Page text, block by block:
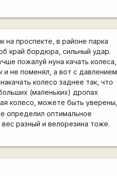
на проспекте, в районе парка
край бордюра, сильный удар.
пожалуй нуна качать колеса,
и не поменял, а вот с давлением
колесо заднее так, что
(маленьких) дропах
колесо, можете быть уверены,
определил оптимальное
разный и велорезина тоже.